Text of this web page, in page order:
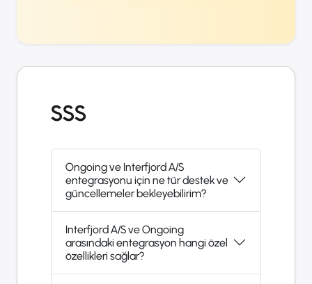
SSS
Ongoing ve Interfjord A/S
entegrasyonu için ne tür destek ve
güncellemeler bekleyebilirim?
Interfjord A/S ve Ongoing
arasındaki entegrasyon hangi özel
özellikleri sağlar?